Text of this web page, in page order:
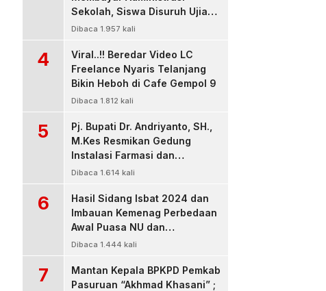
Sekolah, Siswa Disuruh Ujian
di Luar Kelas
Dibaca 1.957 kali
4
Viral..!! Beredar Video LC
Freelance Nyaris Telanjang
Bikin Heboh di Cafe Gempol 9
Dibaca 1.812 kali
5
Pj. Bupati Dr. Andriyanto, SH.,
M.Kes Resmikan Gedung
Instalasi Farmasi dan
Dropzone IGD, RSUD Bangil
Dibaca 1.614 kali
6
Hasil Sidang Isbat 2024 dan
Imbauan Kemenag Perbedaan
Awal Puasa NU dan
Muhamadiyah
Dibaca 1.444 kali
7
Mantan Kepala BPKPD Pemkab
Pasuruan “Akhmad Khasani” ;